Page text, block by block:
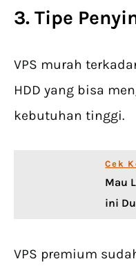
3. Tipe
VPS murah
HDD yang bisa
kebutuhan tinggi.
Cek
Mau
ini
VPS premium